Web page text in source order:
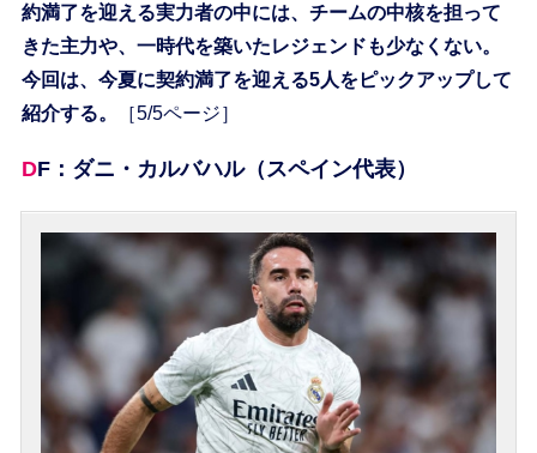
約満了を迎える実力者の中には、チームの中核を担って
きた主力や、一時代を築いたレジェンドも少なくない。
今回は、今夏に契約満了を迎える5人をピックアップして
紹介する。
［5/5ページ］
DF：ダニ・カルバハル（スペイン代表）